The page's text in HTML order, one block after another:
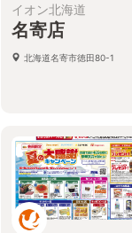
イオン北海道
名寄店
北海道名寄市徳田80-1